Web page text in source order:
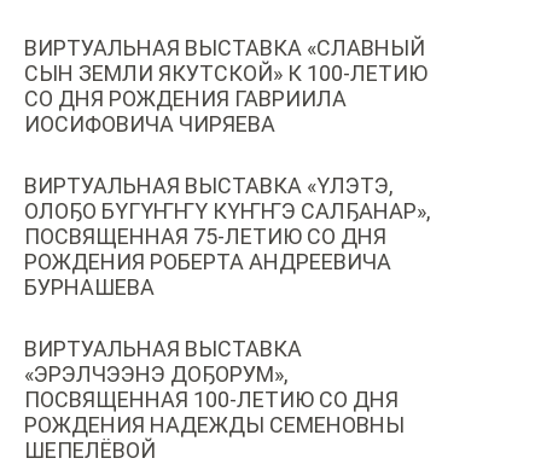
ВИРТУАЛЬНАЯ ВЫСТАВКА «СЛАВНЫЙ
СЫН ЗЕМЛИ ЯКУТСКОЙ» К 100-ЛЕТИЮ
СО ДНЯ РОЖДЕНИЯ ГАВРИИЛА
ИОСИФОВИЧА ЧИРЯЕВА
ВИРТУАЛЬНАЯ ВЫСТАВКА «ҮЛЭТЭ,
ОЛОҔО БҮГҮҤҤҮ КҮҤҤЭ САЛҔАНАР»,
ПОСВЯЩЕННАЯ 75-ЛЕТИЮ СО ДНЯ
РОЖДЕНИЯ РОБЕРТА АНДРЕЕВИЧА
БУРНАШЕВА
ВИРТУАЛЬНАЯ ВЫСТАВКА
«ЭРЭЛЧЭЭНЭ ДОҔОРУМ»,
ПОСВЯЩЕННАЯ 100-ЛЕТИЮ СО ДНЯ
РОЖДЕНИЯ НАДЕЖДЫ СЕМЕНОВНЫ
ШЕПЕЛЁВОЙ